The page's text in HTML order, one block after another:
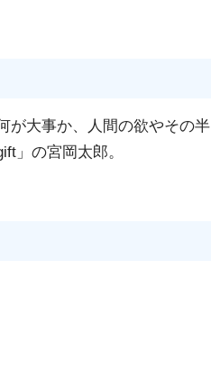
が大事か、人間の欲やその半
」の宮岡太郎。